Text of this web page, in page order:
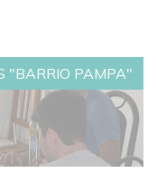
"BARRIO PAMPA"